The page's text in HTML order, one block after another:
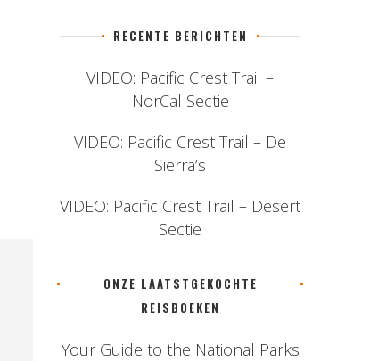
RECENTE BERICHTEN
VIDEO: Pacific Crest Trail –
NorCal Sectie
VIDEO: Pacific Crest Trail – De
Sierra’s
VIDEO: Pacific Crest Trail – Desert
Sectie
ONZE LAATSTGEKOCHTE
REISBOEKEN
Your Guide to the National Parks